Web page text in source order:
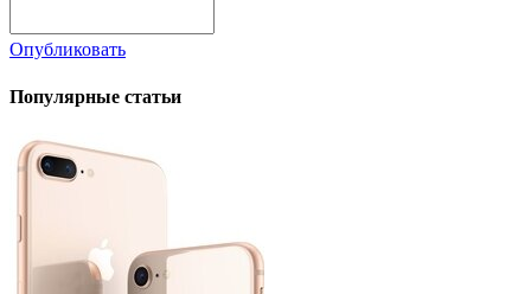
Опубликовать
Популярные статьи